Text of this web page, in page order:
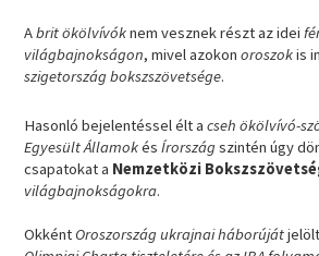
Abrit ökölvívóknem vesznek részt az idei
világbajnokságon, mivel azokonoroszokis
szigetország bokszszövetsége.
Hasonló bejelentéssel élt acseh ökölvívó-
Egyesült ÁllamokésÍrországszintén úgy
csapatokat a Nemzetközi
világbajnokságokra.
Okként Oroszország ukrajnai háborúját